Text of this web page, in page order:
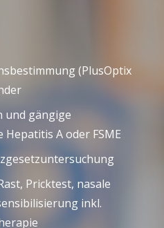
(PlusOptix
und gängige
A oder FSME
suchung
Pricktest, nasale
inkl.